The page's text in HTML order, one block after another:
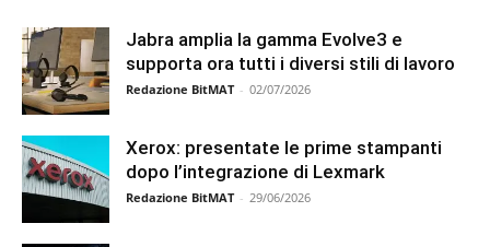
Jabra amplia la gamma Evolve3 e
supporta ora tutti i diversi stili di lavoro
Redazione BitMAT - 02/07/2026
Xerox: presentate le prime stampanti
dopo l’integrazione di Lexmark
Redazione BitMAT - 29/06/2026